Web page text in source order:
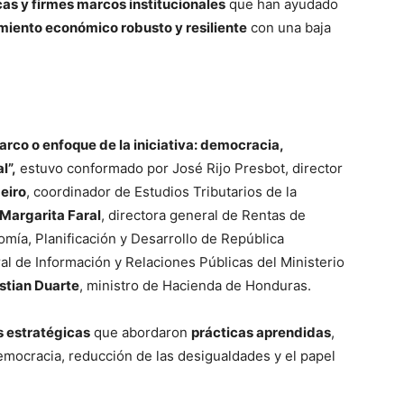
y firmes marcos institucionales que han ayudado
económico robusto y resiliente con una baja
o enfoque de la iniciativa: democracia,
estuvo conformado por José Rijo Presbot, director
, coordinador de Estudios Tributarios de la
Margarita Faral, directora general de Rentas de
Planificación y Desarrollo de República
de Información y Relaciones Públicas del Ministerio
Duarte, ministro de Hacienda de Honduras.
estratégicas que abordaron prácticas aprendidas,
reducción de las desigualdades y el papel